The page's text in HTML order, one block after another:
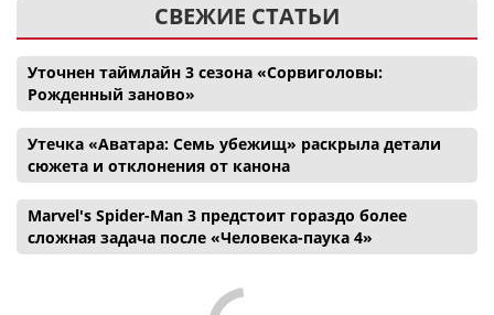
СВЕЖИЕ СТАТЬИ
Уточнен таймлайн 3 сезона «Сорвиголовы:
Рожденный заново»
Утечка «Аватара: Семь убежищ» раскрыла детали
сюжета и отклонения от канона
Marvel's Spider-Man 3 предстоит гораздо более
сложная задача после «Человека-паука 4»